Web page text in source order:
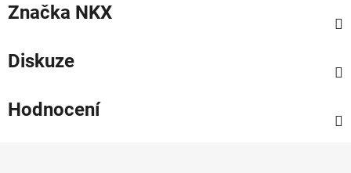
Značka NKX
Diskuze
Hodnocení